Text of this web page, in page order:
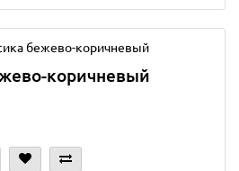
коричневый